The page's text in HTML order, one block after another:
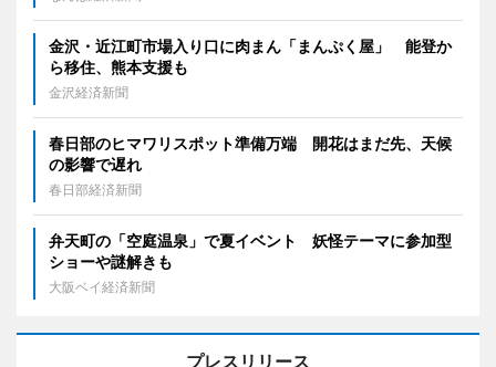
金沢・近江町市場入り口に肉まん「まんぷく屋」 能登か
ら移住、熊本支援も
金沢経済新聞
春日部のヒマワリスポット準備万端 開花はまだ先、天候
の影響で遅れ
春日部経済新聞
弁天町の「空庭温泉」で夏イベント 妖怪テーマに参加型
ショーや謎解きも
大阪ベイ経済新聞
プレスリリース